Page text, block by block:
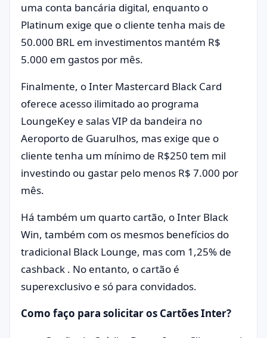
uma conta bancária digital, enquanto o
Platinum exige que o cliente tenha mais de
50.000 BRL em investimentos mantém R$
5.000 em gastos por mês.
Finalmente, o Inter Mastercard Black Card
oferece acesso ilimitado ao programa
LoungeKey e salas VIP da bandeira no
Aeroporto de Guarulhos, mas exige que o
cliente tenha um mínimo de R$250 tem mil
investindo ou gastar pelo menos R$ 7.000 por
mês.
Há também um quarto cartão, o Inter Black
Win, também com os mesmos benefícios do
tradicional Black Lounge, mas com 1,25% de
cashback . No entanto, o cartão é
superexclusivo e só para convidados.
Como faço para solicitar os Cartões Inter?